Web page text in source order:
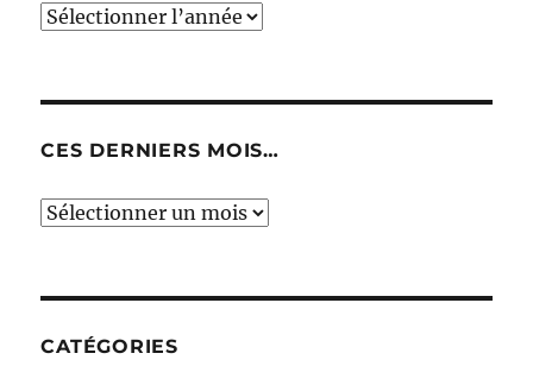
CES DERNIERS MOIS…
Ces
CATÉGORIES